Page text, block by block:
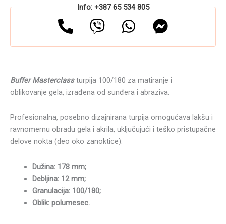
Info: +387 65 534 805
Buffer Masterclassturpija 100/180 za matiranje i
oblikovanje gela, izrađena od sunđera i abraziva.
Profesionalna, posebno dizajnirana turpija omogućava lakšu i
ravnomernu obradu gela i akrila, uključujući i teško pristupačne
delove nokta (deo oko zanoktice).
Dužina: 178 mm;
Debljina: 12 mm;
Granulacija: 100/180;
Oblik: polumesec.